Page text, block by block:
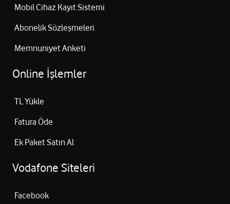
Mobil Cihaz Kayıt Sistemi
Abonelik Sözleşmeleri
Memnuniyet Anketi
Online İşlemler
TL Yükle
Fatura Öde
Ek Paket Satın Al
Vodafone Siteleri
Facebook